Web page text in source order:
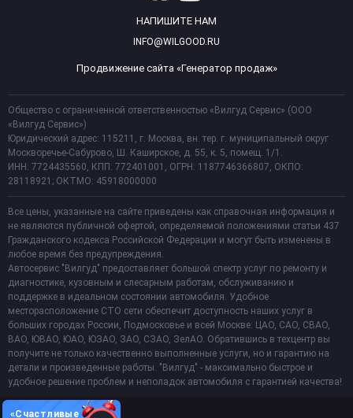
НАПИШИТЕ НАМ
INFO@WILGOOD.RU
Продвижение сайта «Генератор продаж»
Общество с ограниченной ответственностью «Вилгуд Сервис» (ООО
«Вилгуд Сервис»)
Юридический адрес: 115211, г. Москва, вн. тер. г. муниципальный округ
Москворечье-Сабурово, Ш. Каширское, д. 55, к. 5, помещ. 1/1.
ИНН: 7724435560, КПП: 772401001, ОГРН: 1187746366807, ОКПО:
28118921; ОКТМО: 45918000000
Все цены, указанные на сайте приведены как справочная информация и
не являются публичной офертой, определяемой положениями статьи 437
Гражданского кодекса Российской Федерации и могут быть изменены в
любое время без предупреждения.
Автосервис "Вилгуд" предоставляет большой спектр услуг по ремонту и
диагностике, кузовным и слесарным работам, обслуживанию и
поддержке в идеальном состоянии автомобиля. Удобное
месторасположение СТО сети обеспечит доступность наших услуг в
больших городах России, Подмосковье и всей Москве: ЦАО, САО, СВАО,
ВАО, ЮВАО, ЮАО, ЮЗАО, ЗАО, СЗАО, ЗелАО. Обратившись в техцентр вы
получите не только качественно выполненные услуги, но и гарантию на
детали и произведенные работы. "Вилгуд" - максимально быстрое и
удобное решение проблем и неполадок автомобиля с гарантией качества!
«Счастливые